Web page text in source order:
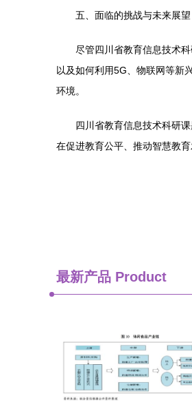
五、面临的挑战与未来展望
尽管四川省教育信息技术
以及如何利用5G、物联网等新
环境。
四川省教育信息技术科研
在促进教育公平、推动智慧教
最新产品 Product